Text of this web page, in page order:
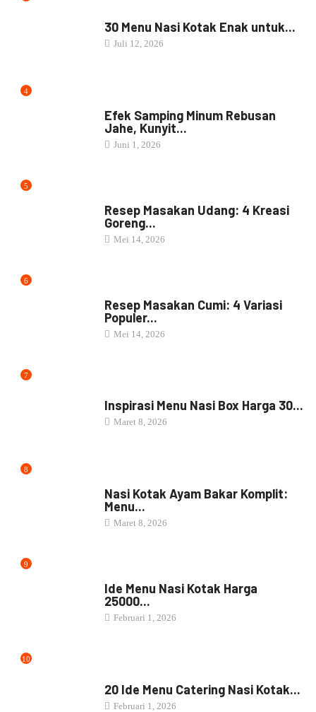
30 Menu Nasi Kotak Enak untuk...
Juli 12, 2026
4
Efek Samping Minum Rebusan
Jahe, Kunyit...
Juni 1, 2026
5
Resep Masakan Udang: 4 Kreasi
Goreng...
Mei 14, 2026
6
Resep Masakan Cumi: 4 Variasi
Populer...
Mei 14, 2026
7
Inspirasi Menu Nasi Box Harga 30...
Maret 8, 2026
8
Nasi Kotak Ayam Bakar Komplit:
Menu...
Maret 8, 2026
9
Ide Menu Nasi Kotak Harga
25000...
Februari 1, 2026
10
20 Ide Menu Catering Nasi Kotak...
Februari 1, 2026